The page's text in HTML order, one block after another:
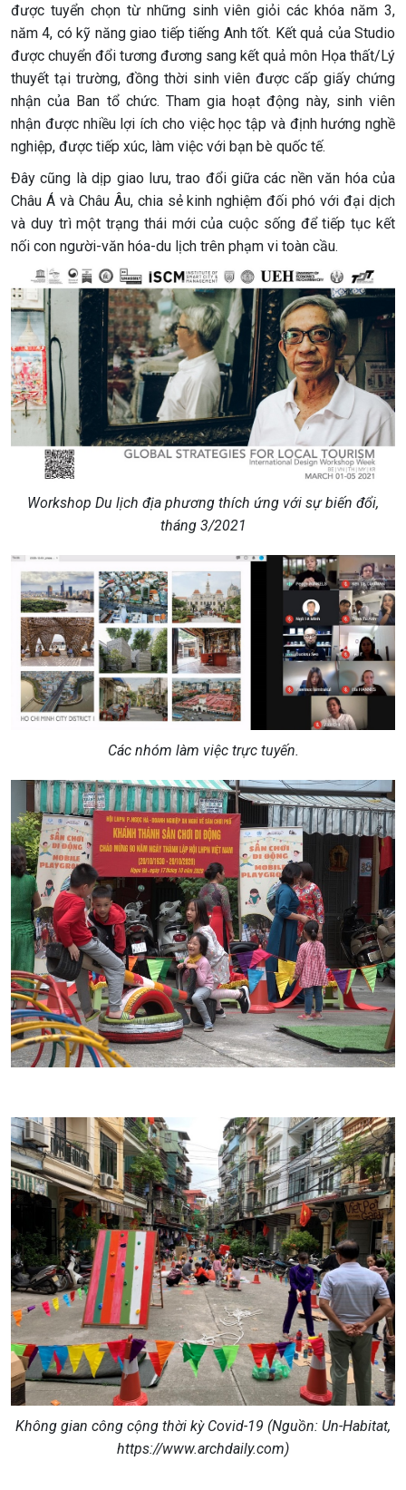
được tuyển chọn từ những sinh viên giỏi các khóa năm 3,
năm 4, có kỹ năng giao tiếp tiếng Anh tốt. Kết quả của Studio
được chuyển đổi tương đương sang kết quả môn Họa thất/Lý
thuyết tại trường, đồng thời sinh viên được cấp giấy chứng
nhận của Ban tổ chức. Tham gia hoạt động này, sinh viên
nhận được nhiều lợi ích cho việc học tập và định hướng nghề
nghiệp, được tiếp xúc, làm việc với bạn bè quốc tế.
Đây cũng là dịp giao lưu, trao đổi giữa các nền văn hóa của
Châu Á và Châu Âu, chia sẻ kinh nghiệm đối phó với đại dịch
và duy trì một trạng thái mới của cuộc sống để tiếp tục kết
nối con người-văn hóa-du lịch trên phạm vi toàn cầu.
Workshop Du lịch địa phương thích ứng với sự biến đổi,
tháng 3/2021
Các nhóm làm việc trực tuyến.
Không gian công cộng thời kỳ Covid-19 (Nguồn: Un-Habitat,
https://www.archdaily.com)